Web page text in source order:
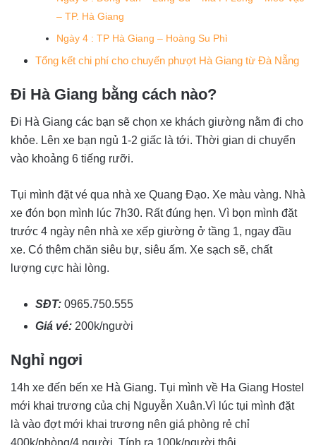
– TP. Hà Giang
Ngày 4 : TP Hà Giang – Hoàng Su Phì
Tổng kết chi phí cho chuyến phượt Hà Giang từ Đà Nẵng
Đi Hà Giang bằng cách nào?
Đi Hà Giang các bạn sẽ chọn xe khách giường nằm đi cho
khỏe. Lên xe bạn ngủ 1-2 giấc là tới. Thời gian di chuyển
vào khoảng 6 tiếng rưỡi.
Tụi mình đặt vé qua nhà xe Quang Đạo. Xe màu vàng. Nhà
xe đón bọn mình lúc 7h30. Rất đúng hẹn. Vì bọn mình đặt
trước 4 ngày nên nhà xe xếp giường ở tầng 1, ngay đầu
xe. Có thêm chăn siêu bự, siêu ấm. Xe sạch sẽ, chất
lượng cực hài lòng.
SĐT: 0965.750.555
Giá vé: 200k/người
Nghỉ ngơi
14h xe đến bến xe Hà Giang. Tụi mình về Ha Giang Hostel
mới khai trương của chị Nguyễn Xuân.Vì lúc tụi mình đặt
là vào đợt mới khai trương nên giá phòng rẻ chỉ
400k/phòng/4 người. Tính ra 100k/người thôi.